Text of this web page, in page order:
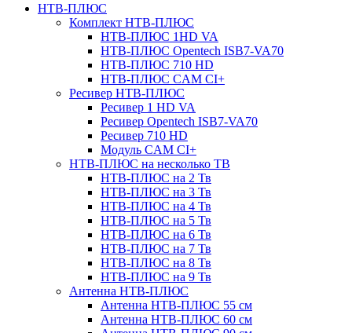
НТВ-ПЛЮС
Комплект НТВ-ПЛЮС
НТВ-ПЛЮС 1HD VA
НТВ-ПЛЮС Opentech ISB7-VA70
НТВ-ПЛЮС 710 HD
НТВ-ПЛЮС CAM CI+
Ресивер НТВ-ПЛЮС
Ресивер 1 HD VA
Ресивер Opentech ISB7-VA70
Ресивер 710 HD
Модуль CAM CI+
НТВ-ПЛЮС на несколько ТВ
НТВ-ПЛЮС на 2 Тв
НТВ-ПЛЮС на 3 Тв
НТВ-ПЛЮС на 4 Тв
НТВ-ПЛЮС на 5 Тв
НТВ-ПЛЮС на 6 Тв
НТВ-ПЛЮС на 7 Тв
НТВ-ПЛЮС на 8 Тв
НТВ-ПЛЮС на 9 Тв
Антенна НТВ-ПЛЮС
Антенна НТВ-ПЛЮС 55 см
Антенна НТВ-ПЛЮС 60 см